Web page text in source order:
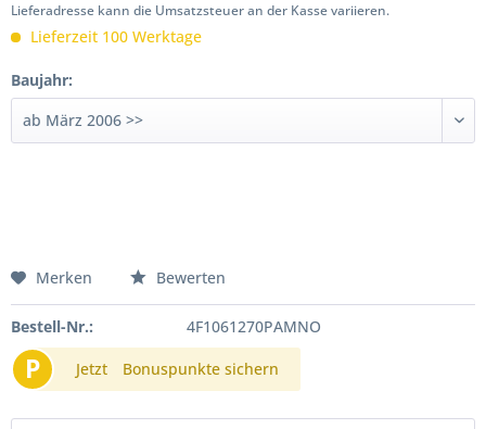
Lieferadresse kann die Umsatzsteuer an der Kasse variieren.
Lieferzeit 100 Werktage
Baujahr:
Merken Bewerten
Bestell-Nr.: 4F1061270PAMNO
P Jetzt Bonuspunkte sichern